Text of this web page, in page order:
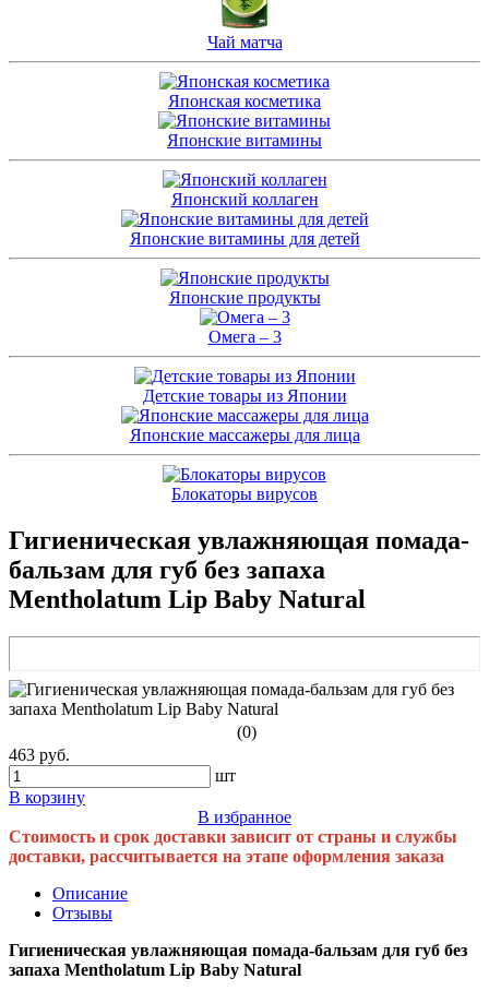
Чай матча
Японская косметика
Японские витамины
Японский коллаген
Японские витамины для детей
Японские продукты
Омега – 3
Детские товары из Японии
Японские массажеры для лица
Блокаторы вирусов
Гигиеническая увлажняющая помада-
бальзам для губ без запаха
Mentholatum Lip Baby Natural
(0)
463 руб.
шт
В корзину
В избранное
Стоимость и срок доставки зависит от страны и службы
доставки, рассчитывается на этапе оформления заказа
Описание
Отзывы
Гигиеническая увлажняющая помада-бальзам для губ без
запаха Mentholatum Lip Baby Natural